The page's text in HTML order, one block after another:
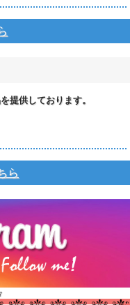
提供しております。
ら